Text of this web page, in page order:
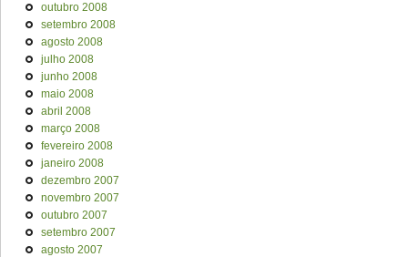
outubro 2008
setembro 2008
agosto 2008
julho 2008
junho 2008
maio 2008
abril 2008
março 2008
fevereiro 2008
janeiro 2008
dezembro 2007
novembro 2007
outubro 2007
setembro 2007
agosto 2007